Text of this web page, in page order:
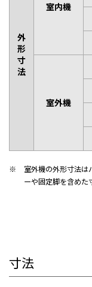
外
形
寸
法
室内機
室外機
※
室外機の外形寸法は
ーや固定脚を含めた
寸法